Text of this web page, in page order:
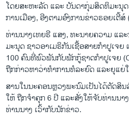
ໂດຍ​ສະ​ຫະ​ລັດ ແລະ ບັນດາກຸ່ມສິດທິມະ​ນຸ
ການເມືອງ, ອີງ​ຕາມ​ອົງ​ການ​ຂ່າວຣອຍ​ເຕີ້​ສ໌
ທ່ານນາງ​ເທຍ​ຣີ ແສງ, ທະນາຍຄວາມ ແລ
ມະນຸດ ຊາວອາເມຣິກັນເຊື້ອ​ສາຍກຳປູເຈ
100 ຄົນ​ທີ່​ພົວພັນ​ກັບ​ພັກ​ກູ້​ຊາດ​ກຳປູ​ເຈຍ
ຖືກ​ກ່າວ​ຫາວ່າ​ທຳການ​ທໍ​ລະ​ຍົດ ​ແລະຍຸ​ແຍ່
ສານ​ໃນ​ນະຄອນຫຼວງ​ພະນົມ​ເປັນ​ໄດ້​ຕັດສິນ​
ໃຫ້ ຖືກ​ຈຳ​ຄຸກ 6 ປີ ແລະສັ່ງໃຫ້ຈັບ​ທ່ານນາ
ທ່ານນາງ ເວົ້າກັບນັກຂ່າວ.